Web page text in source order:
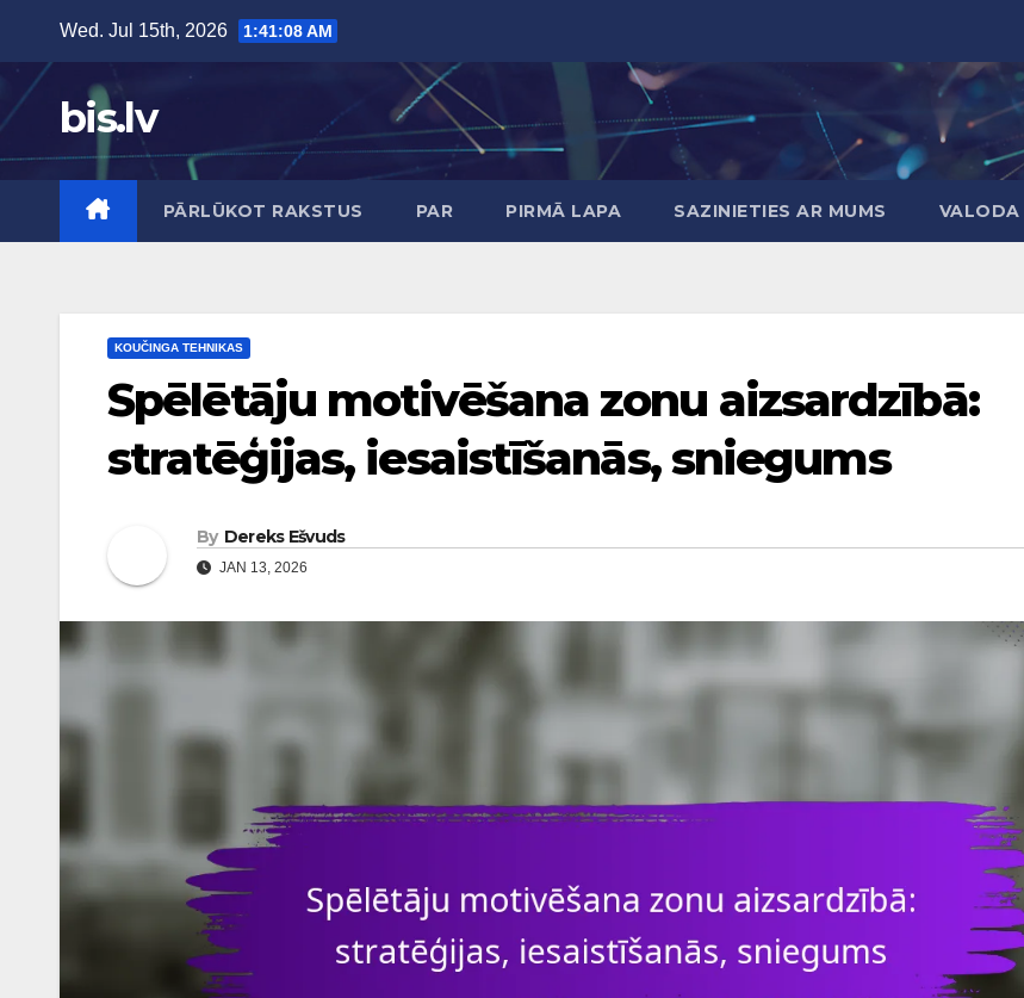
content
Wed. Jul 15th, 2026 1:41:09 AM
bis.lv
PĀRLŪKOT RAKSTUS PAR PIRMĀ LAPA SAZINIETIES AR MUMS VALODA
KOUČINGA TEHNIKAS
Spēlētāju motivēšana zonu aizsardzībā:
stratēģijas, iesaistīšanās, sniegums
By Dereks Ešvuds
JAN 13, 2026